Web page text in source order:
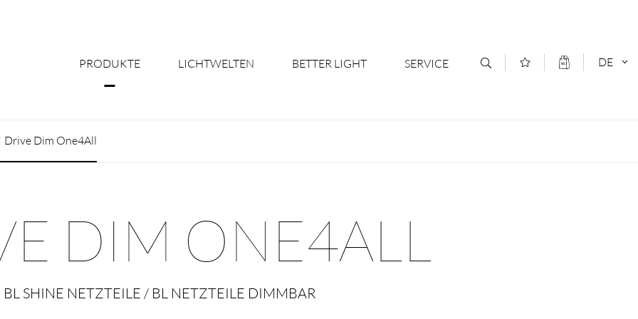
PRODUKTE LICHTWELTEN BETTER LIGHT
Licht nach Maß - Ihr Mehrwert
SERVICE
Downloads & Formulare
DE
Drive Dim One4All
DIM ONE4ALL
BL SHINE NETZTEILE / BL NETZTEILE DIMMBAR